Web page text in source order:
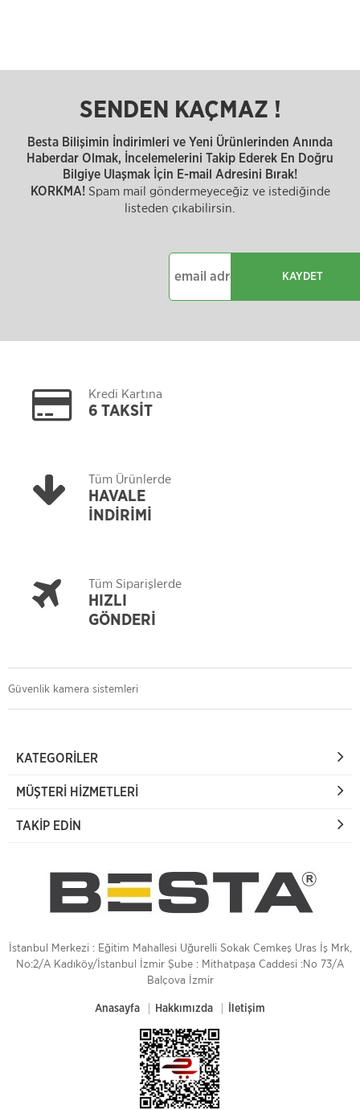
SENDEN KAÇMAZ !
Besta Bilişimin İndirimleri ve Yeni Ürünlerinden Anında
Haberdar Olmak, İncelemelerini Takip Ederek En Doğru
Bilgiye Ulaşmak İçin E-mail Adresini Bırak!
KORKMA! Spam mail göndermeyeceğiz ve istediğinde
listeden çıkabilirsin.
KAYDET
Kredi Kartına
6 TAKSİT
Tüm Ürünlerde
HAVALE
İNDİRİMİ
Tüm Siparişlerde
HIZLI
GÖNDERİ
Güvenlik kamera sistemleri
KATEGORILER
MÜŞTERI HIZMETLERI
TAKIP EDIN
İstanbul Merkezi : Eğitim Mahallesi Uğurelli Sokak Cemkeş Uras İş Mrk,
No:2/A Kadıköy/İstanbul İzmir Şube : Mithatpaşa Caddesi :No 73/A
Balçova İzmir
Anasayfa Hakkımızda İletişim